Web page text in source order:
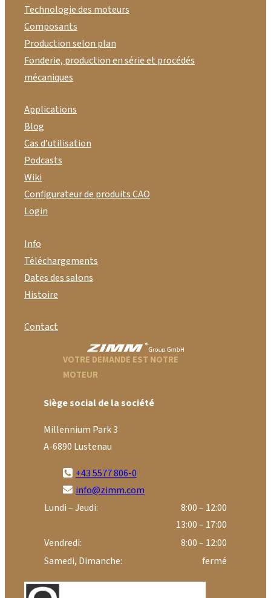
Technologie des moteurs
Composants
Production selon plan
Fonderie, production en série et procédés
mécaniques
Applications
Blog
Cas d’utilisation
Podcasts
Wiki
Configurateur de produits CAO
Login
Info
Téléchargements
Dates des salons
Histoire
Contact
VOTRE DEMANDE EST NOTRE
MOTEUR
Siège social de la société
Millennium Park 3
A-6890 Lustenau
+43 5577 806-0
info@zimm.com
Lundi – Jeudi:
8:00 – 12:00
13:00 – 17:00
Vendredi:
8:00 – 12:00
Samedi, Dimanche:
fermé